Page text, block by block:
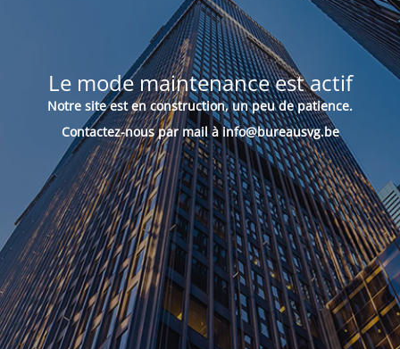
Le mode maintenance est actif
Notre site est en construction, un peu de patience.
Contactez-nous par mail à info@bureausvg.be